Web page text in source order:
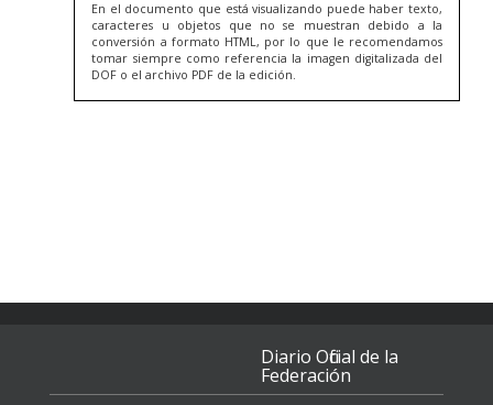
En el documento que está visualizando puede haber texto,
caracteres u objetos que no se muestran debido a la
conversión a formato HTML, por lo que le recomendamos
tomar siempre como referencia la imagen digitalizada del
DOF o el archivo PDF de la edición.
Diario Oficial de la
Federación